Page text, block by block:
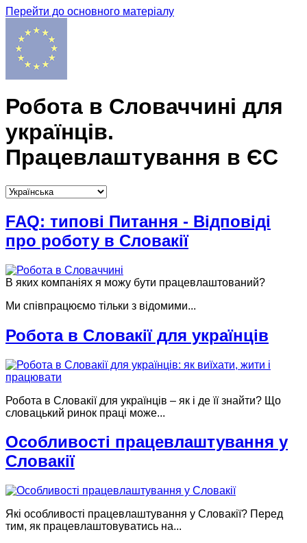
Перейти до основного матеріалу
Робота в Словаччині для
українців.
Працевлаштування в ЄС
FAQ: типові Питання - Відповіді
про роботу в Словакії
В яких компаніях я можу бути працевлаштований?
Ми співпрацюємо тільки з відомими...
Робота в Словакії для українців
Робота в Словакії для українців – як і де її знайти? Що
словацький ринок праці може...
Особливості працевлаштування у
Словакії
Які особливості працевлаштування у Словакії? Перед
тим, як працевлаштовуватись на...